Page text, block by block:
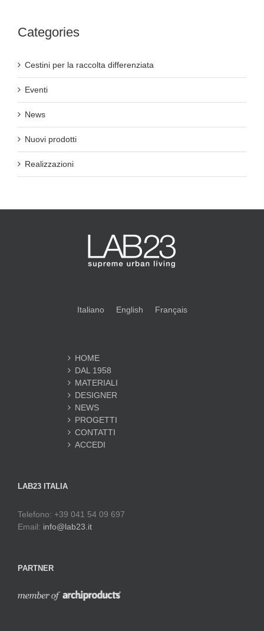
Categories
Cestini per la raccolta differenziata
Eventi
News
Nuovi prodotti
Realizzazioni
Italiano English Français
HOME
DAL 1958
MATERIALI
DESIGNER
NEWS
PROGETTI
CONTATTI
ACCEDI
LAB23 ITALIA
Telefono: +39 041 54 09 697
Email: info@lab23.it
PARTNER